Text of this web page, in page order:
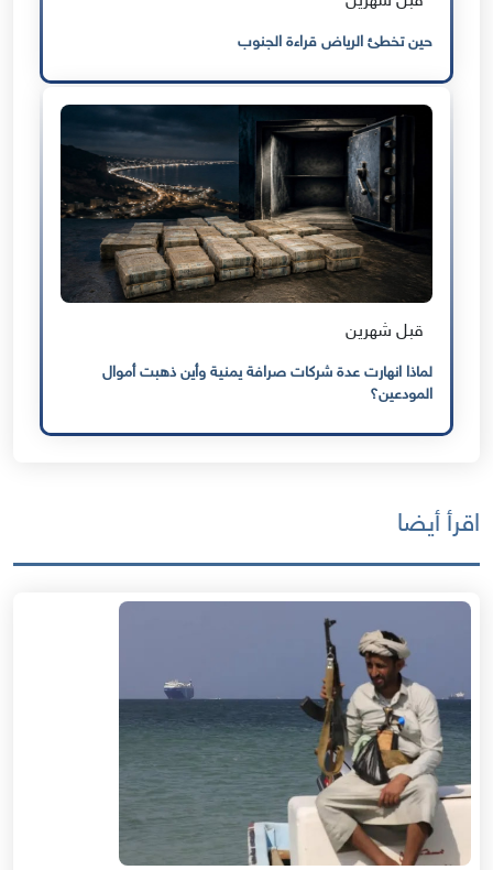
حين تخطئ الرياض قراءة الجنوب
قبل شهرين
لماذا انهارت عدة شركات صرافة يمنية وأين ذهبت أموال
المودعين؟
اقرأ أيضا